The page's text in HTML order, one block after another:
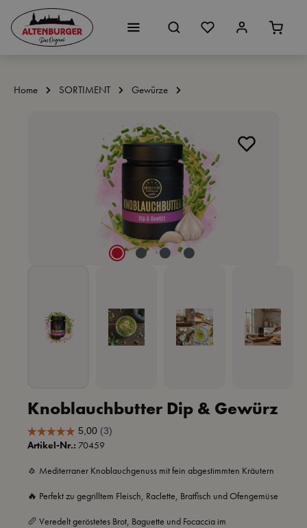
Zum Hauptinhalt springen
Home SORTIMENT Gewürze
Knoblauchbutter Dip & Gewürz
Artikel-Nr.: 70459
🧄 Mediterraner Knoblauchgenuss mit fein abgestimmten Kräutern
🔥 Perfekt zu gegrilltem Fleisch, Raclette, Bratfisch und Ofengemüse
🥖 Veredelt geröstetes Brot, Baguette und Focaccia im